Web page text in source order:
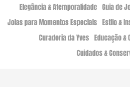
Elegância & Atemporalidade Guia de
Joias para Momentos Especiais Estilo &
Curadoria da Yves Educação &
Cuidados &